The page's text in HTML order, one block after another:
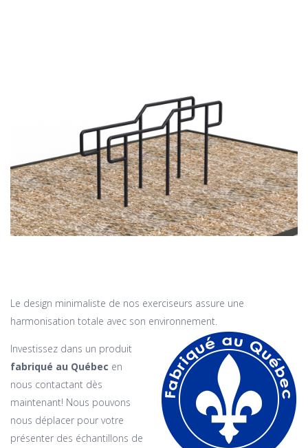
Le design minimaliste de nos exerciseurs assure une
harmonisation totale avec son environnement.
Investissez dans un produit
fabriqué au Québec en
nous contactant dès
maintenant! Nous pouvons
nous déplacer pour votre
présenter des échantillons de